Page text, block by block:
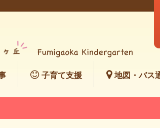
子育て支援 地図・バス